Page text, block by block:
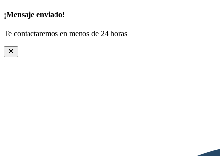
¡Mensaje enviado!
Te contactaremos en menos de 24 horas